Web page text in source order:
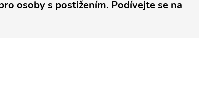
osoby s postižením. Podívejte se na